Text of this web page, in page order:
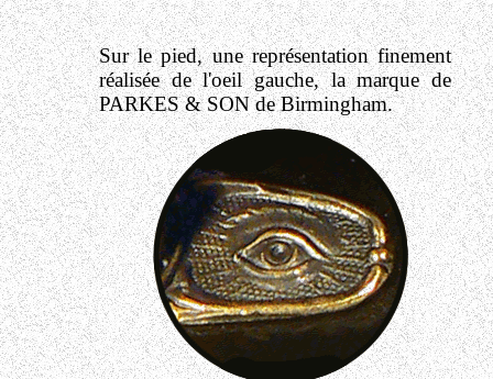
Sur le pied, une représentation finement
réalisée de l'oeil gauche, la marque de
PARKES & SON de Birmingham.